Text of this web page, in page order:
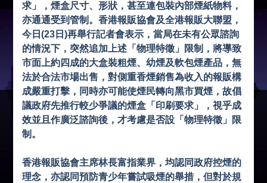
求」，煙盒尺寸、形狀，甚至連包裝內部煙紙物料，
亦通通受到管制。香港報販協會及全港報販大聯盟，
今日(23日)再舉行記者會表示，當局在未有公眾諮詢
的情況下，突然追加上述「物理特徵」限制，將導致
市面上約四成的大盒裝粗煙、幼煙及軟包煙產品，無
法於合法市場出售，對側重香煙銷售為收入的報販構
成嚴重打擊，同時亦可能使煙民轉向黑市買煙，故倡
議政府先推行較少爭議的煙盒「印刷要求」，視乎成
效並且作廣泛諮詢後，才考慮是否設「物理特徵」限
制。
香港報販協會主席林長富指業界，均認同政府控煙的
理念，亦認同預防青少年嘗試吸煙的舉措，但對於規